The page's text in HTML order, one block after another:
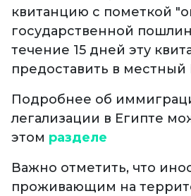
квитанцию с пометкой
государственной
течение 15 дней эту
предоставить в
Подробнее об
легализации в Египте
этом разделе
Важно отметить, что
проживающим на